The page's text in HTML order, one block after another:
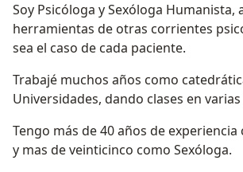
Soy Psicóloga y Sexóloga Humanista,
herramientas de otras corrientes
sea el caso de cada paciente.
Trabajé muchos años como
Universidades, dando clases en
Tengo más de 40 años de
y mas de veinticinco como Sexóloga.